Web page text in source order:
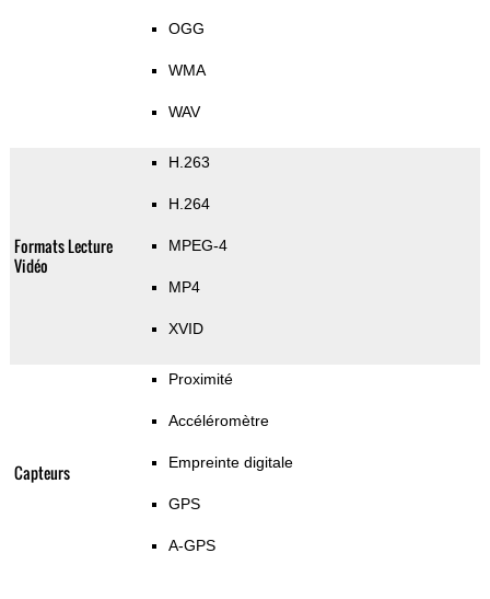
OGG
WMA
WAV
Formats Lecture
Vidéo
H.263
H.264
MPEG-4
MP4
XVID
Capteurs
Proximité
Accéléromètre
Empreinte digitale
GPS
A-GPS